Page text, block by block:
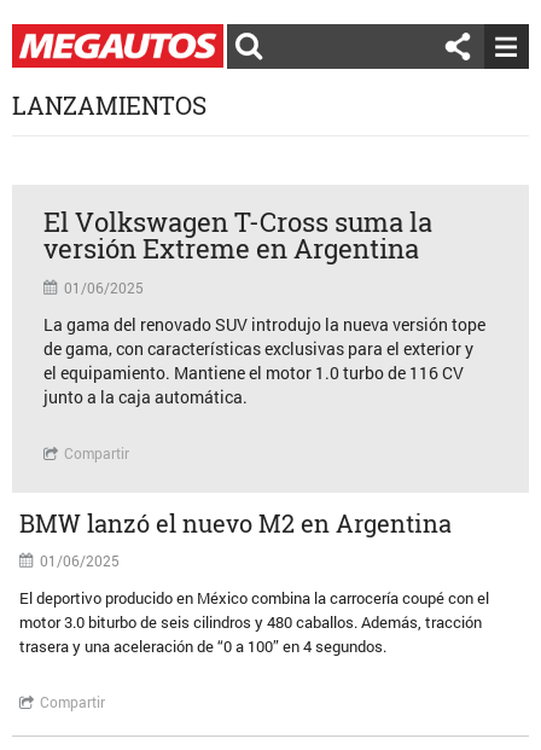
LANZAMIENTOS
El Volkswagen T-Cross suma la
versión Extreme en Argentina
01/06/2025
La gama del renovado SUV introdujo la nueva versión tope
de gama, con características exclusivas para el exterior y
el equipamiento. Mantiene el motor 1.0 turbo de 116 CV
junto a la caja automática.
Compartir
BMW lanzó el nuevo M2 en Argentina
01/06/2025
El deportivo producido en México combina la carrocería coupé con el
motor 3.0 biturbo de seis cilindros y 480 caballos. Además, tracción
trasera y una aceleración de “0 a 100” en 4 segundos.
Compartir